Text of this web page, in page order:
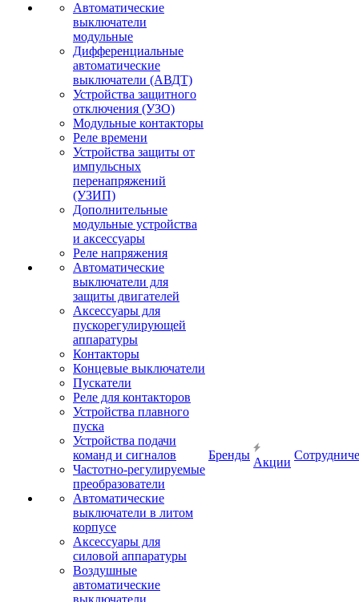
Автоматические
выключатели
модульные
Дифференциальные
автоматические
выключатели (АВДТ)
Устройства защитного
отключения (УЗО)
Модульные контакторы
Реле времени
Устройства защиты от
импульсных
перенапряжений
(УЗИП)
Дополнительные
модульные устройства
и аксессуары
Реле напряжения
Автоматические
выключатели для
защиты двигателей
Аксессуары для
пускорегулирующей
аппаратуры
Контакторы
Концевые выключатели
Пускатели
Реле для контакторов
Устройства плавного
пуска
Устройства подачи
команд и сигналов
Частотно-регулируемые
преобразователи
Автоматические
выключатели в литом
корпусе
Аксессуары для
силовой аппаратуры
Воздушные
автоматические
выключатели
Бренды
Акции